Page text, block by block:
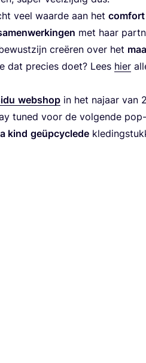
veel waar­de aan het com­fort
met haar
cre­ë­ren over het
dat pre­cies doet? Lees hier
web­shop in het najaar van
tuned voor de vol­gen­de
kind geüp­cy­cle­de